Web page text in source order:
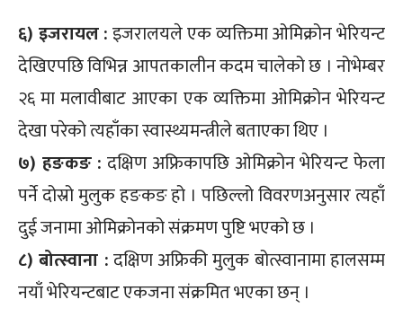
६) इजरायल :इजरालयले एक व्यक्तिमा ओमिक्रोन भेरियन्ट
देखिएपछि विभिन्न आपतकालीन कदम चालेको छ । नोभेम्बर
२६ मा मलावीबाट आएका एक व्यक्तिमा ओमिक्रोन भेरियन्ट
देखा परेको त्यहाँका स्वास्थ्यमन्त्रीले बताएका थिए ।
७) हङकङ : दक्षिण अफ्रिकापछि ओमिक्रोन भेरियन्ट फेला
पर्ने दोस्रो मुलुक हङकङ हो । पछिल्लो विवरणअनुसार त्यहाँ
दुई जनामा ओमिक्रोनको संक्रमण पुष्टि भएको छ ।
८) बोत्स्वाना :दक्षिण अफ्रिकी मुलुक बोत्स्वानामा हालसम्म
नयाँ भेरियन्टबाट एकजना संक्रमित भएका छन् ।